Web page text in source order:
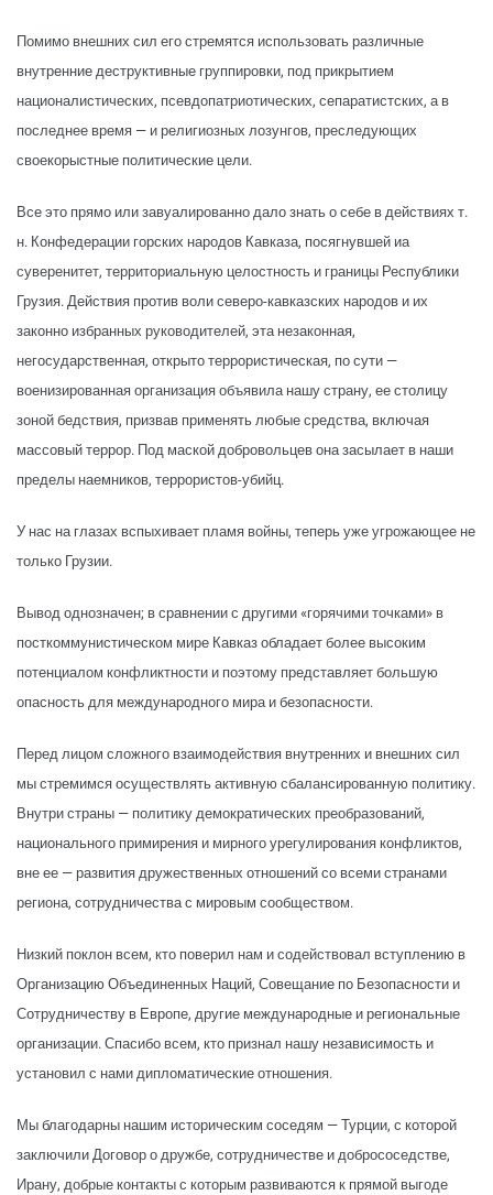
Помимо внешних сил его стремятся использовать различные
внутренние деструктивные группировки, под прикрытием
националистических, псевдопатриотических, сепаратистских, а в
последнее время — и религиозных лозунгов, преследующих
своекорыстные политические цели.
Все это прямо или завуалированно дало знать о себе в действиях т.
н. Конфедерации горских народов Кавказа, посягнувшей иа
суверенитет, территориальную целостность и границы Республики
Грузия. Действия против воли северо-кавказских народов и их
законно избранных руководителей, эта незаконная,
негосударственная, открыто террористическая, по сути —
военизированная организация объявила нашу страну, ее столицу
зоной бедствия, призвав применять любые средства, включая
массовый террор. Под маской добровольцев она засылает в наши
пределы наемников, террористов-убийц.
У нас на глазах вспыхивает пламя войны, теперь уже угрожающее не
только Грузии.
Вывод однозначен; в сравнении с другими «горячими точками» в
посткоммунистическом мире Кавказ обладает более высоким
потенциалом конфликтности и поэтому представляет большую
опасность для международного мира и безопасности.
Перед лицом сложного взаимодействия внутренних и внешних сил
мы стремимся осуществлять активную сбалансированную политику.
Внутри страны — политику демократических преобразований,
национального примирения и мирного урегулирования конфликтов,
вне ее — развития дружественных отношений со всеми странами
региона, сотрудничества с мировым сообществом.
Низкий поклон всем, кто поверил нам и содействовал вступлению в
Организацию Объединенных Наций, Совещание по Безопасности и
Сотрудничеству в Европе, другие международные и региональные
организации. Спасибо всем, кто признал нашу независимость и
установил с нами дипломатические отношения.
Мы благодарны нашим историческим соседям — Турции, с которой
заключили Договор о дружбе, сотрудничестве и добрососедстве,
Ирану, добрые контакты с которым развиваются к прямой выгоде